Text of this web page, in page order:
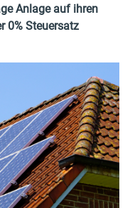
Anlage auf ihren
0% Steuersatz